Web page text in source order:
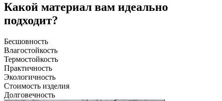
Какой материал вам идеально
подходит?
Бесшовность
Влагостойкость
Термостойкость
Практичность
Экологичность
Стоимость изделия
Долговечность